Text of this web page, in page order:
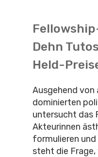
Dehn
Held-
Ausgehend von
dominierten
untersucht das
Akteurinnen
formulieren
steht die